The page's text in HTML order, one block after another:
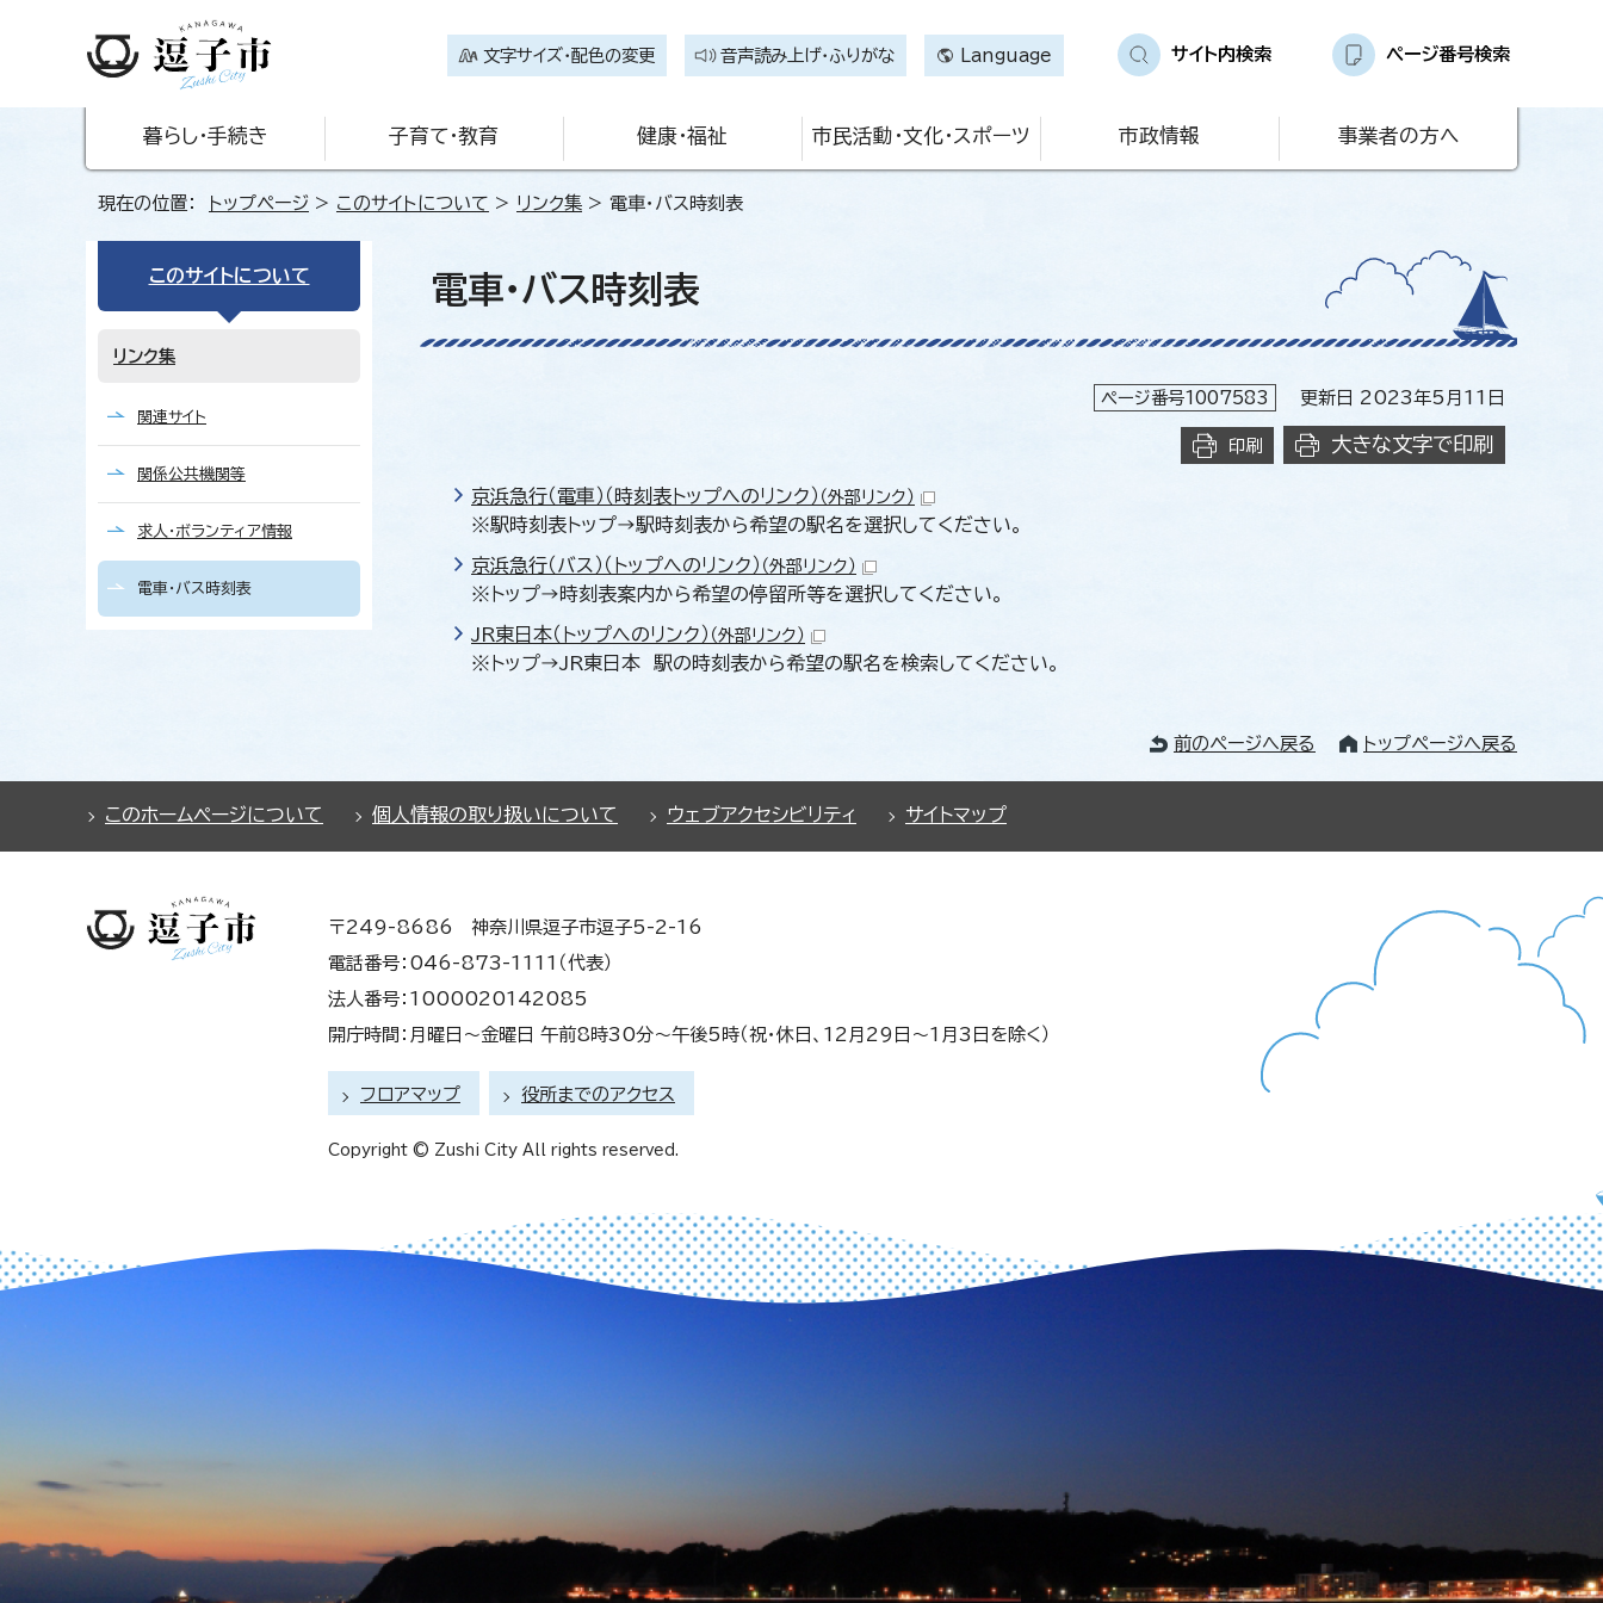
文字サイズ・配色の変更 音声読み上げ・ふりがな Language サイト内検索 ページ番号検索
暮らし・手続き 子育て・教育 健康・福祉 市民活動・文化・スポーツ 市政情報 事業者の方へ
現在の位置： トップページ > このサイトについて > リンク集 > 電車・バス時刻表
電車・バス時刻表
ページ番号1007583 更新日 2023年5月11日
印刷 大きな文字で印刷
京浜急行（電車）（時刻表トップへのリンク） （外部リンク）
※駅時刻表トップ→駅時刻表から希望の駅名を選択してください。
京浜急行（バス）（トップへのリンク） （外部リンク）
※トップ→時刻表案内から希望の停留所等を選択してください。
JR東日本（トップへのリンク） （外部リンク）
※トップ→JR東日本 駅の時刻表から希望の駅名を検索してください。
このサイトについて
リンク集
関連サイト
関係公共機関等
求人・ボランティア情報
電車・バス時刻表
前のページへ戻る トップページへ戻る
このホームページについて 個人情報の取り扱いについて ウェブアクセシビリティ サイトマップ
〒249-8686 神奈川県逗子市逗子5-2-16
電話番号：046-873-1111（代表）
法人番号：1000020142085
開庁時間：月曜日～金曜日 午前8時30分～午後5時（祝・休日、12月29日～1月3日を除く）
フロアマップ 役所までのアクセス
Copyright © Zushi City All rights reserved.